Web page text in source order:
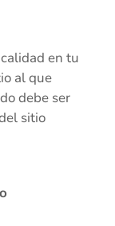
en tu
al que
debe ser
sitio